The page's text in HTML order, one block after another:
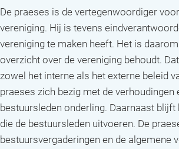
De praeses is de vertegenwoordiger
vereniging. Hij is tevens
vereniging te maken heeft. Het is
overzicht over de vereniging behoudt.
zowel het interne als het externe beleid
praeses zich bezig met de
bestuursleden onderling. Daarnaast blijft
die de bestuursleden uitvoeren. De
bestuursvergaderingen en de algemene